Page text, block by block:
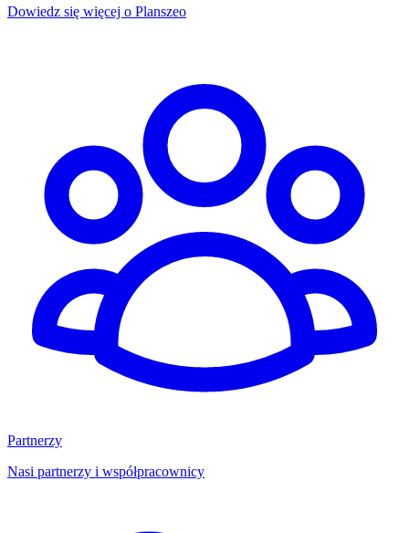
Dowiedz się więcej o Planszeo
Partnerzy
Nasi partnerzy i współpracownicy